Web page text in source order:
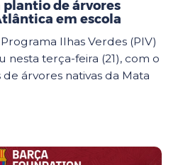
de árvores
em escola
Ilhas Verdes (PIV)
nesta terça-feira (21), com o
árvores nativas da Mata